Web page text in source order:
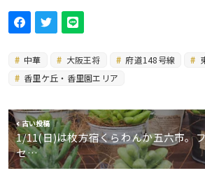
中華 大阪王将 府道148号線
香里ケ丘・香里園エリア
古い投稿
1/11(日)は枚方宿くらわんか五六市。
セ…